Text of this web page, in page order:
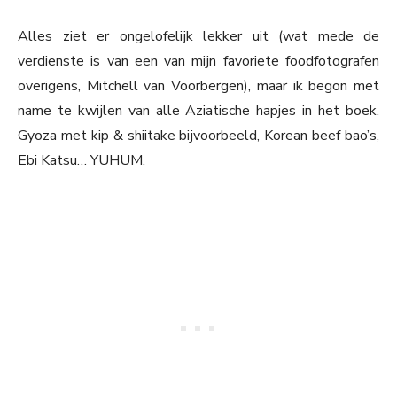
Alles ziet er ongelofelijk lekker uit (wat mede de
verdienste is van een van mijn favoriete foodfotografen
overigens, Mitchell van Voorbergen), maar ik begon met
name te kwijlen van alle Aziatische hapjes in het boek.
Gyoza met kip & shiitake bijvoorbeeld, Korean beef bao’s,
Ebi Katsu… YUHUM.